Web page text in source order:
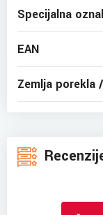
Specijalna
EAN
Zemlja porekla